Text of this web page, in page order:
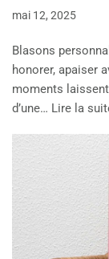
mai 12, 2025
Blasons
honorer, apaiser
moments
d’une… Lire la